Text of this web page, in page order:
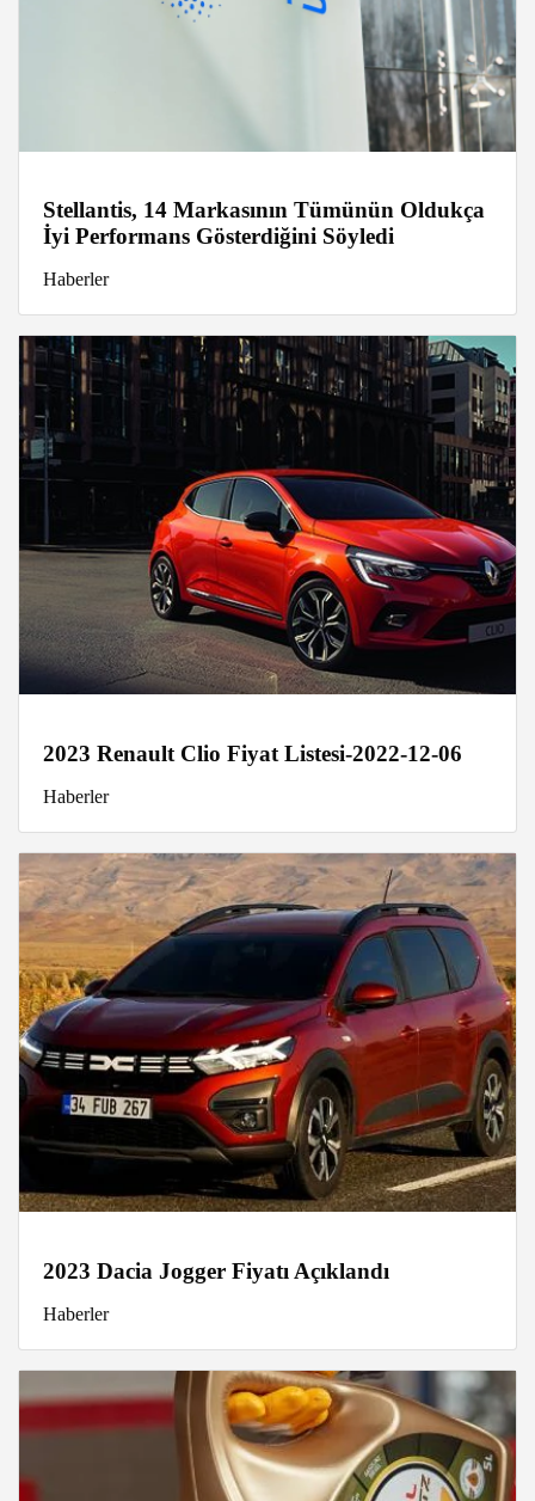
Stellantis, 14 Markasının Tümünün Oldukça
İyi Performans Gösterdiğini Söyledi
Haberler
2023 Renault Clio Fiyat Listesi-2022-12-06
Haberler
2023 Dacia Jogger Fiyatı Açıklandı
Haberler